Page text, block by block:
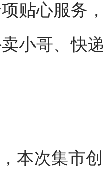
贴心服务
小哥、快
本次集市